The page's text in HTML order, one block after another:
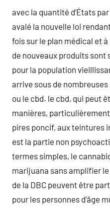
avec la quantité d’États
avalé la nouvelle loi
fois sur le plan médical et
de nouveaux produits
pour la population
arrive sous de nombreuses
ou le cbd. le cbd, qui peut
manières, particulièrement
pires poncif, aux teintures
est la partie non
termes simples, le
marijuana sans amplifier
de la DBC peuvent être
pour les personnes d’âge